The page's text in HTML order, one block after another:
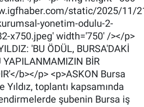
static/2025/11/
yonetim-odulu-2-
x750.jpeg' width='750' /></p>
'BU ÖDÜL, BURSA'DAKİ
YAPILANMAMIZIN BİR
b></p> <p>ASKON Bursa
Yıldız, toplantı kapsamında
şubenin Bursa iş